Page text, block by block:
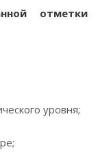
отметки
уровня;